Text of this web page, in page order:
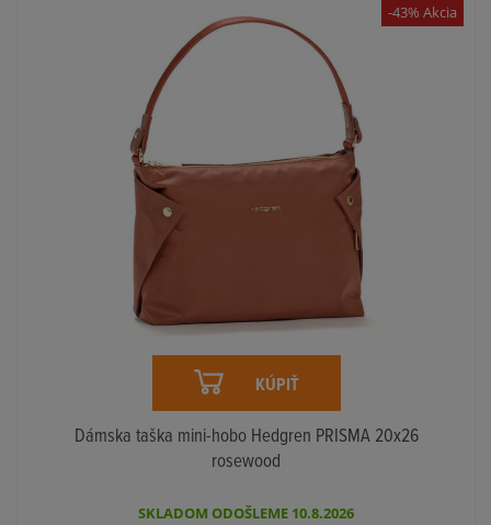
KÚPIŤ
Dámska taška mini-hobo Hedgren PRISMA 20x26
rosewood
SKLADOM ODOŠLEME 10.8.2026
-43% Akcia